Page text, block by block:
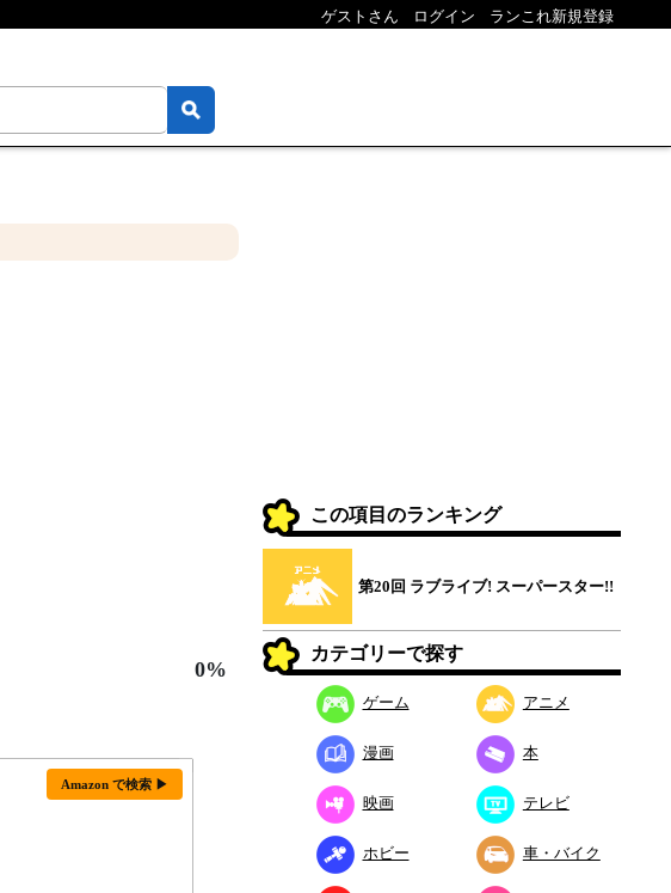
ゲストさん ログイン ランこれ新規登録
0%
Amazon で検索 ▶
この項目のランキング
第20回 ラブライブ! スーパースター!!
カテゴリーで探す
ゲーム アニメ
漫画 本
映画 テレビ
ホビー 車・バイク